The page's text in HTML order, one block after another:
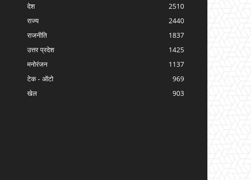
देश
2510
राज्य
2440
राजनीति
1837
उत्तर प्रदेश
1425
मनोरंजन
1137
टेक - ऑटो
969
खेल
903